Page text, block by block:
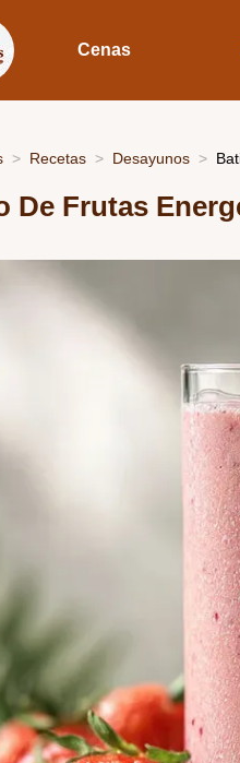
Cenas
Recetas Desayunos
De Frutas